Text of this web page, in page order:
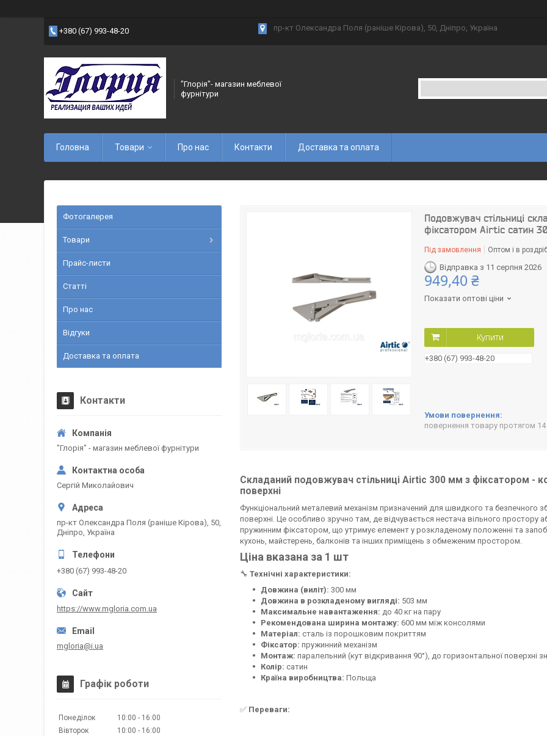
+380 (67) 993-48-20 пр-кт Олександра Поля (раніше Кірова), 50, Дніпро, Україна
"Глорія"- магазин меблевої
фурнітури
Головна Товари Про нас Контакти Доставка та оплата
Подовжувач стільниці
фіксатором Airtic сатин
Під замовлення Оптом і в
Відправка з 11 серпня 2026
949,40 ₴
Показати оптові ціни
Купити
+380 (67) 993-48-20
повернення товару протягом
Складаний подовжувач стільниці Airtic 300 мм з фіксатором -
поверхні
Функціональний металевий механізм призначений для швидкого та безпечного
поверхні. Це особливо зручно там, де відчувається нестача вільного
пружинним фіксатором, що утримує елемент у розкладеному положенні та
кухонь, майстерень, балконів та інших приміщень з обмеженим простором.
Ціна вказана за 1 шт
🔧 Технічні характеристики:
Довжина (виліт): 300 мм
Довжина в розкладеному вигляді: 503 мм
Максимальне навантаження: до 40 кг на пару
Рекомендована ширина монтажу: 600 мм між консолями
Матеріал: сталь із порошковим покриттям
Фіксатор: пружинний механізм
Монтаж: паралельний (кут відкривання 90°), до горизонтальної поверхні
Колір: сатин
Країна виробництва: Польща
✅ Переваги:
Фотогалерея
Товари
Прайс-листи
Статті
Про нас
Відгуки
Доставка та оплата
Контакти
"Глорія" - магазин меблевої фурнітури
Сергій Миколайович
пр-кт Олександра Поля (раніше Кірова), 50,
Дніпро, Україна
+380 (67) 993-48-20
https://www.mgloria.сom.ua
mgloria@i.ua
Графік роботи
Понеділок 10:00
16:00
Вівторок
10:00
16:00